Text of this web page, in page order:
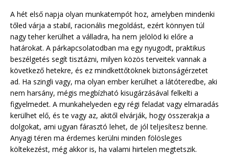
A hét első napja olyan munkatempót hoz, amelyben mindenki
tőled várja a stabil, racionális megoldást, ezért könnyen túl
nagy teher kerülhet a válladra, ha nem jelölöd ki előre a
határokat. A párkapcsolatodban ma egy nyugodt, praktikus
beszélgetés segít tisztázni, milyen közös terveitek vannak a
következő hetekre, és ez mindkettőtöknek biztonságérzetet
ad. Ha szingli vagy, ma olyan ember kerülhet a látóteredbe, aki
nem harsány, mégis megbízható kisugárzásával felkelti a
figyelmedet. A munkahelyeden egy régi feladat vagy elmaradás
kerülhet elő, és te vagy az, akitől elvárják, hogy összerakja a
dolgokat, ami ugyan fárasztó lehet, de jól teljesítesz benne.
Anyagi téren ma érdemes kerülni minden fölösleges
költekezést, még akkor is, ha valami hirtelen megtetszik.